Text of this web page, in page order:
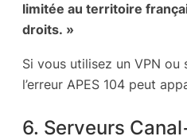
limitée au territoire
droits. »
Si vous utilisez un VPN ou
l’erreur APES 104 peut
6. Serveurs